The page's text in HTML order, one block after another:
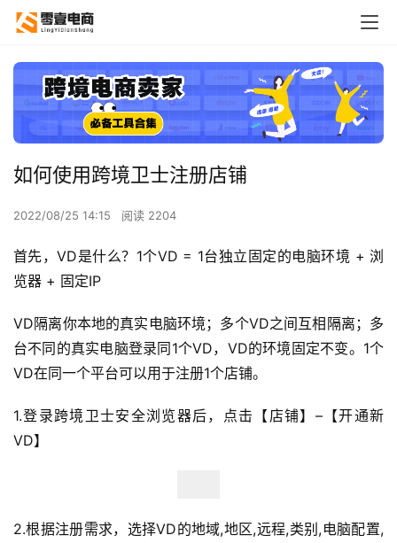
如何使用跨境卫士注册店铺
2022/08/25 14:15 阅读 2204
首先，VD是什么？1个VD = 1台独立固定的电脑环境 + 浏
览器 + 固定IP
VD隔离你本地的真实电脑环境；多个VD之间互相隔离；多
台不同的真实电脑登录同1个VD，VD的环境固定不变。1个
VD在同一个平台可以用于注册1个店铺。
1.登录跨境卫士安全浏览器后，点击【店铺】–【开通新
VD】
2.根据注册需求，选择VD的地域,地区,远程,类别,电脑配置,